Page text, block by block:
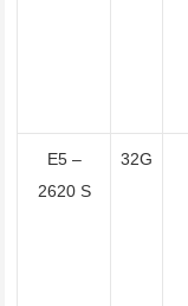
E5 –
2620 S
32G